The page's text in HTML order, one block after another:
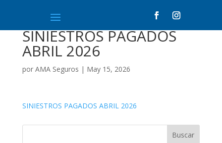
SINIESTROS PAGADOS
ABRIL 2026
por AMA Seguros | May 15, 2026
SINIESTROS PAGADOS ABRIL 2026
Buscar